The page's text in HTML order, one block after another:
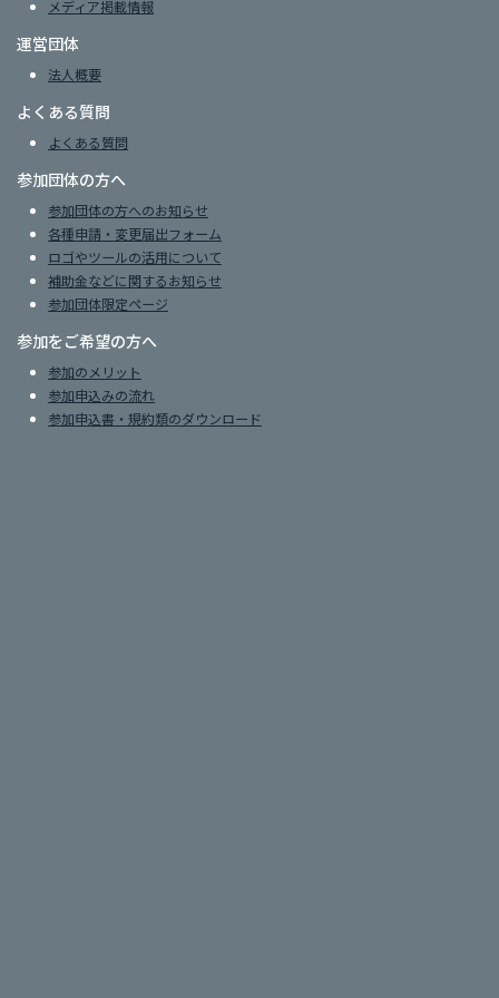
メディア掲載情報
運営団体
法人概要
よくある質問
よくある質問
参加団体の方へ
参加団体の方へのお知らせ
各種申請・変更届出フォーム
ロゴやツールの活用について
補助金などに関するお知らせ
参加団体限定ページ
参加をご希望の方へ
参加のメリット
参加申込みの流れ
参加申込書・規約類のダウンロード